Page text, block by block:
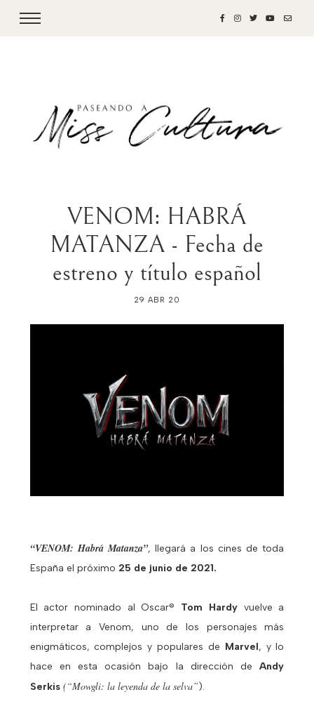
VENOM: HABRÁ
MATANZA - Fecha de
estreno y título español
29 ABR 20
“VENOM: Habrá Matanza”, llegará a los cines de toda
España el próximo 25 de junio de 2021.
El actor nominado al Oscar® Tom Hardyvuelve a
interpretar a Venom, uno de los personajes más
enigmáticos, complejos y populares de Marvel, y lo
hace en esta ocasión bajo la dirección deAndy
Serkis (“Mowgli: la leyenda de la selva”).